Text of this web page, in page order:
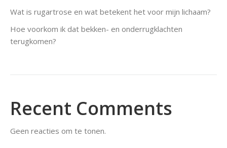
Wat is rugartrose en wat betekent het voor mijn lichaam?
Hoe voorkom ik dat bekken- en onderrugklachten
terugkomen?
Recent Comments
Geen reacties om te tonen.